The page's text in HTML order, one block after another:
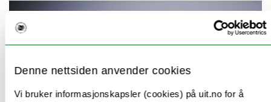
Denne nettsiden anvender cookies
Vi bruker informasjonskapsler (cookies) på uit.no for å